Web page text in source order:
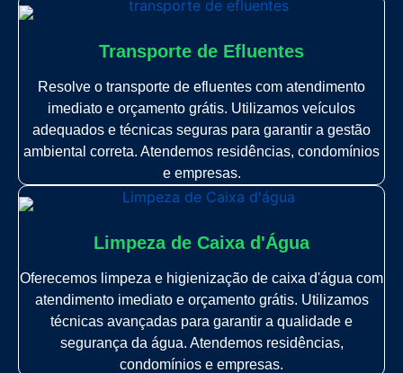
Transporte de Efluentes
Resolve o transporte de efluentes com atendimento
imediato e orçamento grátis. Utilizamos veículos
adequados e técnicas seguras para garantir a gestão
ambiental correta. Atendemos residências, condomínios
e empresas.
Limpeza de Caixa d'Água
Oferecemos limpeza e higienização de caixa d'água com
atendimento imediato e orçamento grátis. Utilizamos
técnicas avançadas para garantir a qualidade e
segurança da água. Atendemos residências,
condomínios e empresas.